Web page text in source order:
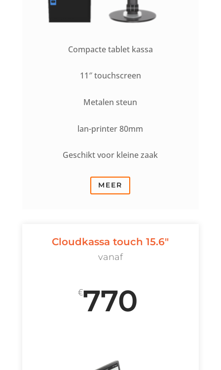
Compacte tablet kassa
11″ touchscreen
Metalen steun
lan-printer 80mm
Geschikt voor kleine zaak
MEER
Cloudkassa touch 15.6"
vanaf
€770